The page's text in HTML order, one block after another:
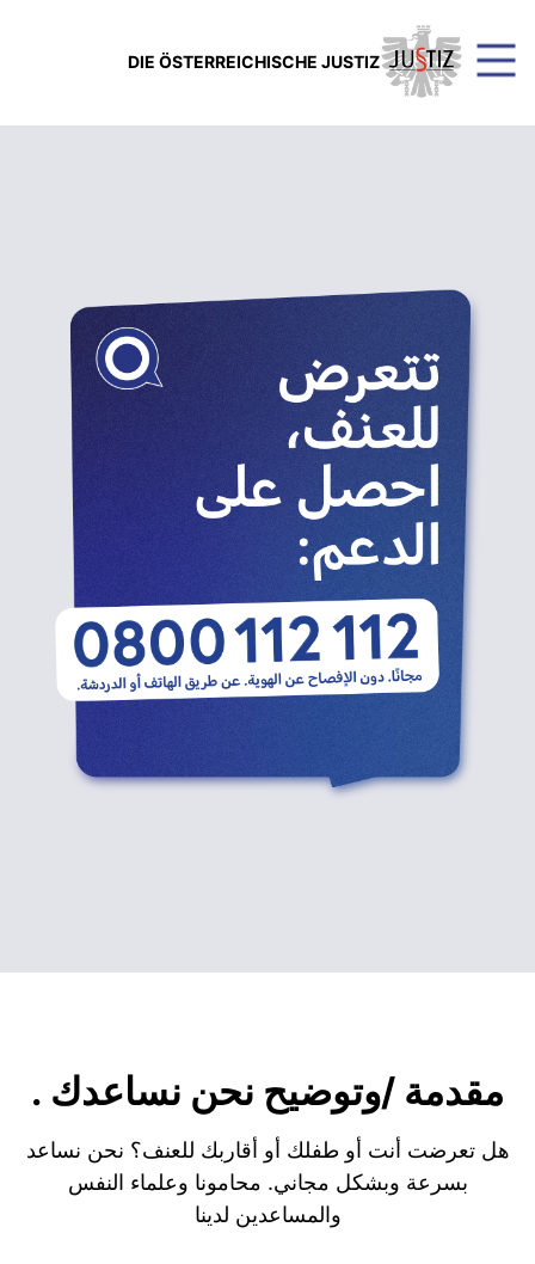
DIE ÖSTERREICHISCHE JUSTIZ
مقدمة /وتوضيح نحن نساعدك .
هل تعرضت أنت أو طفلك أو أقاربك للعنف؟ نحن نساعد
بسرعة وبشكل مجاني. محامونا وعلماء النفس
والمساعدين لدينا